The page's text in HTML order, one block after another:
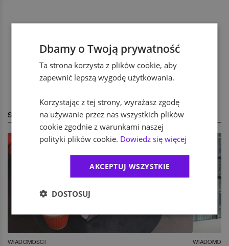
STREFA EKSPERTA
WIADOMOŚCI
Dbamy o Twoją prywatność
Ta strona korzysta z plików cookie, aby
zapewnić lepszą wygodę użytkowania.
Korzystając z tej strony, wyrażasz zgodę
na używanie przez nas wszystkich plików
cookie zgodnie z warunkami naszej
polityki plików cookie. Dowiedz się więcej
AKCEPTUJ WSZYSTKIE
DOSTOSUJ